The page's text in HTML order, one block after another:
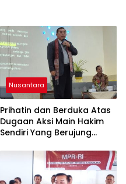
Nusantara
Prihatin dan Berduka Atas
Dugaan Aksi Main Hakim
Sendiri Yang Berujung